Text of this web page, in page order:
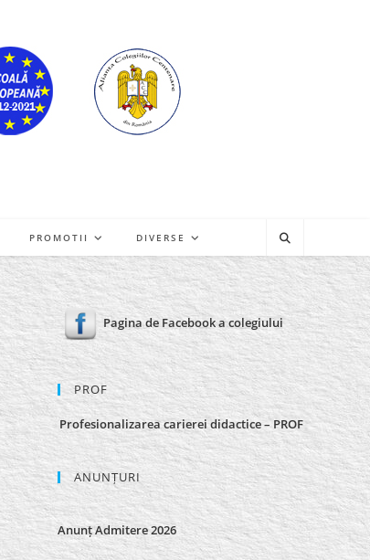
PROMOTII DIVERSE
Pagina de Facebook a colegiului
PROF
Profesionalizarea carierei didactice – PROF
ANUNȚURI
Anunț Admitere 2026